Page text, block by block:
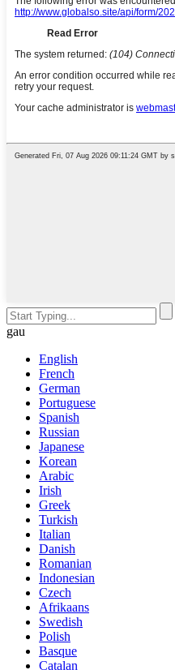
gau
English
French
German
Portuguese
Spanish
Russian
Japanese
Korean
Arabic
Irish
Greek
Turkish
Italian
Danish
Romanian
Indonesian
Czech
Afrikaans
Swedish
Polish
Basque
Catalan